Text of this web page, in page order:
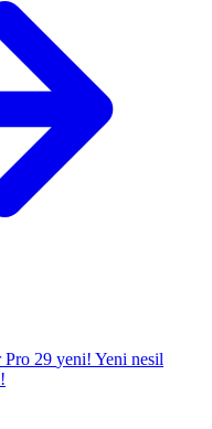
Pro 29 yeni! Yeni nesil